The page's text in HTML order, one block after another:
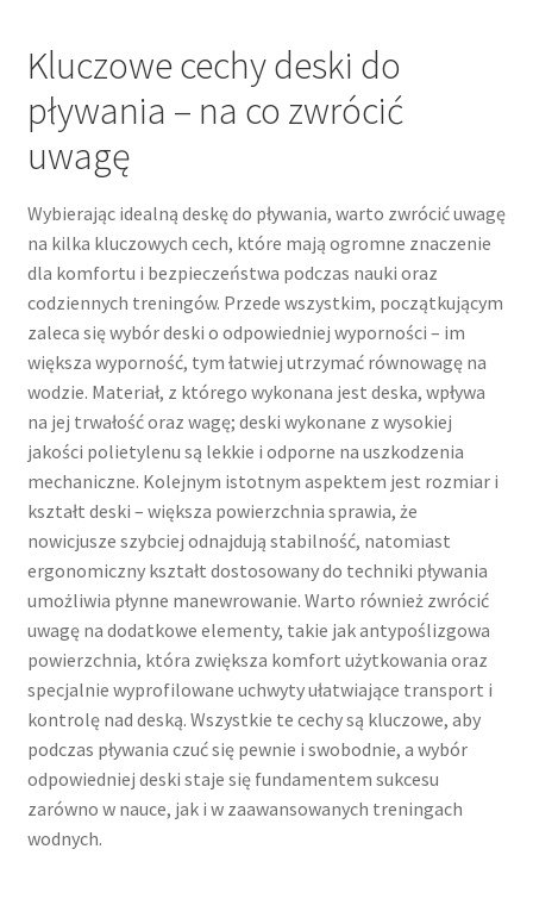
Kluczowe cechy deski do
pływania – na co zwrócić
uwagę
Wybierając idealną deskę do pływania, warto zwrócić uwagę
na kilka kluczowych cech, które mają ogromne znaczenie
dla komfortu i bezpieczeństwa podczas nauki oraz
codziennych treningów. Przede wszystkim, początkującym
zaleca się wybór deski o odpowiedniej wyporności – im
większa wyporność, tym łatwiej utrzymać równowagę na
wodzie. Materiał, z którego wykonana jest deska, wpływa
na jej trwałość oraz wagę; deski wykonane z wysokiej
jakości polietylenu są lekkie i odporne na uszkodzenia
mechaniczne. Kolejnym istotnym aspektem jest rozmiar i
kształt deski – większa powierzchnia sprawia, że
nowicjusze szybciej odnajdują stabilność, natomiast
ergonomiczny kształt dostosowany do techniki pływania
umożliwia płynne manewrowanie. Warto również zwrócić
uwagę na dodatkowe elementy, takie jak antypoślizgowa
powierzchnia, która zwiększa komfort użytkowania oraz
specjalnie wyprofilowane uchwyty ułatwiające transport i
kontrolę nad deską. Wszystkie te cechy są kluczowe, aby
podczas pływania czuć się pewnie i swobodnie, a wybór
odpowiedniej deski staje się fundamentem sukcesu
zarówno w nauce, jak i w zaawansowanych treningach
wodnych.